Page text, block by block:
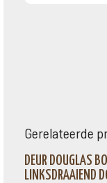
Gerelateerde
DEUR DOUGLAS
LINKSDRAAIEND